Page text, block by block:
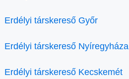
Erdélyi társkereső Győr
Erdélyi társkereső Nyíregyháza
Erdélyi társkereső Kecskemét